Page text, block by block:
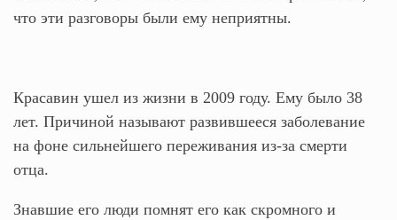
что эти разговоры были ему неприятны.
Красавин ушел из жизни в 2009 году. Ему было 38
лет. Причиной называют развившееся заболевание
на фоне сильнейшего переживания из-за смерти
отца.
Знавшие его люди помнят его как скромного и